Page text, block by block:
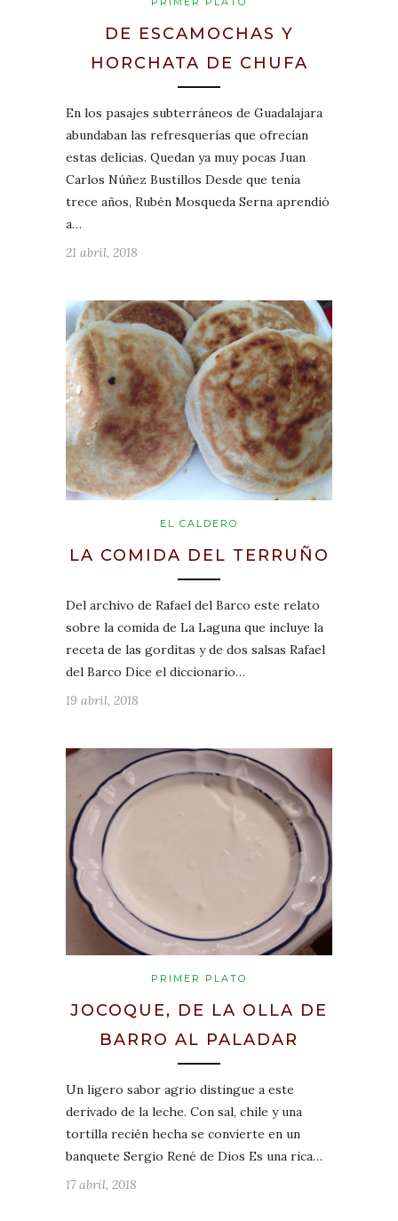
DE ESCAMOCHAS Y
HORCHATA DE CHUFA
En los pasajes subterráneos de Guadalajara
abundaban las refresquerías que ofrecían
estas delicias. Quedan ya muy pocas Juan
Carlos Núñez Bustillos Desde que tenía
trece años, Rubén Mosqueda Serna aprendió
a…
21 abril, 2018
EL CALDERO
LA COMIDA DEL TERRUÑO
Del archivo de Rafael del Barco este relato
sobre la comida de La Laguna que incluye la
receta de las gorditas y de dos salsas Rafael
del Barco Dice el diccionario…
19 abril, 2018
PRIMER PLATO
JOCOQUE, DE LA OLLA DE
BARRO AL PALADAR
Un ligero sabor agrio distingue a este
derivado de la leche. Con sal, chile y una
tortilla recién hecha se convierte en un
banquete Sergio René de Dios Es una rica…
17 abril, 2018